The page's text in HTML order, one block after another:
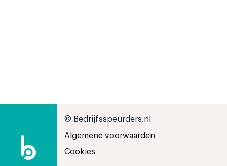
© Bedrijfsspeurders.nl
Algemene voorwaarden
Cookies